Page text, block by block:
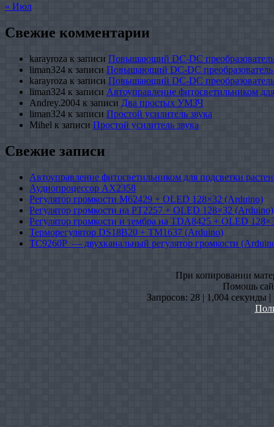
« Июл
Свежие комментарии
karayroza к записи Повышающий DC-DC
liman324 к записи Повышающий DC-DC
karayroza к записи Повышающий DC-DC
liman324 к записи Автоуправление фитосветильником
Andrey.2004 к записи Два простых УМЗЧ
liman324 к записи Простой усилитель звука
Mihel к записи Простой усилитель звука
Свежие записи
Автоуправление фитосветильником для подсветки
Аудиопроцессор AX2358
Регулятор громкости M62429 + OLED 128×32 (Arduino)
Регулятор громкости на PT2257 + OLED 128×32 (Arduino)
Регулятор громкости и тембра на TDA8425 + OLED
Терморегулятор DS18B20 + TM1637 (Arduino)
TC9260P — двухканальный регулятор громкости
При копировании
Помошь
Запросов: 28 | 1,004 секунды